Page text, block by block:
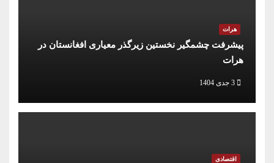
هرات
پیشرفت چشمگیر نخستین زیرگذر معیاری افغانستان در
هرات
3 جدی 1404
اقتصادی